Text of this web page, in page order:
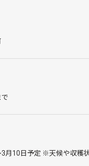
月10日予定 ※天候や収穫